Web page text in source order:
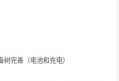
完善（电池和充电）